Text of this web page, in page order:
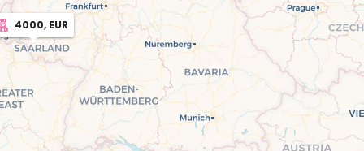
4000, EUR